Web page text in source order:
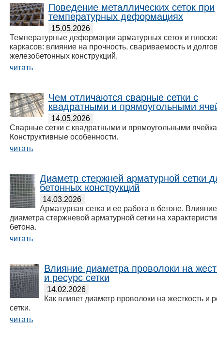
Поведение металлических сеток при
температурных деформациях
15.05.2026
Температурные деформации арматурных сеток и
каркасов: влияние на прочность, свариваемость и
железобетонных конструкций.
читать
Чем отличаются сварные сетки с
квадратными и прямоугольными
14.05.2026
Сварные сетки с квадратными и прямоугольными
Конструктивные особенности.
читать
Диаметр стержней арматурной сетки
бетонных конструкций
14.03.2026
Арматурная сетка и ее работа в бетоне. Влияние
диаметра стержневой арматурной сетки на
бетона.
читать
Влияние диаметра проволоки на
и ресурс сетки
14.02.2026
Как влияет диаметр проволоки на жесткость и
сетки.
читать